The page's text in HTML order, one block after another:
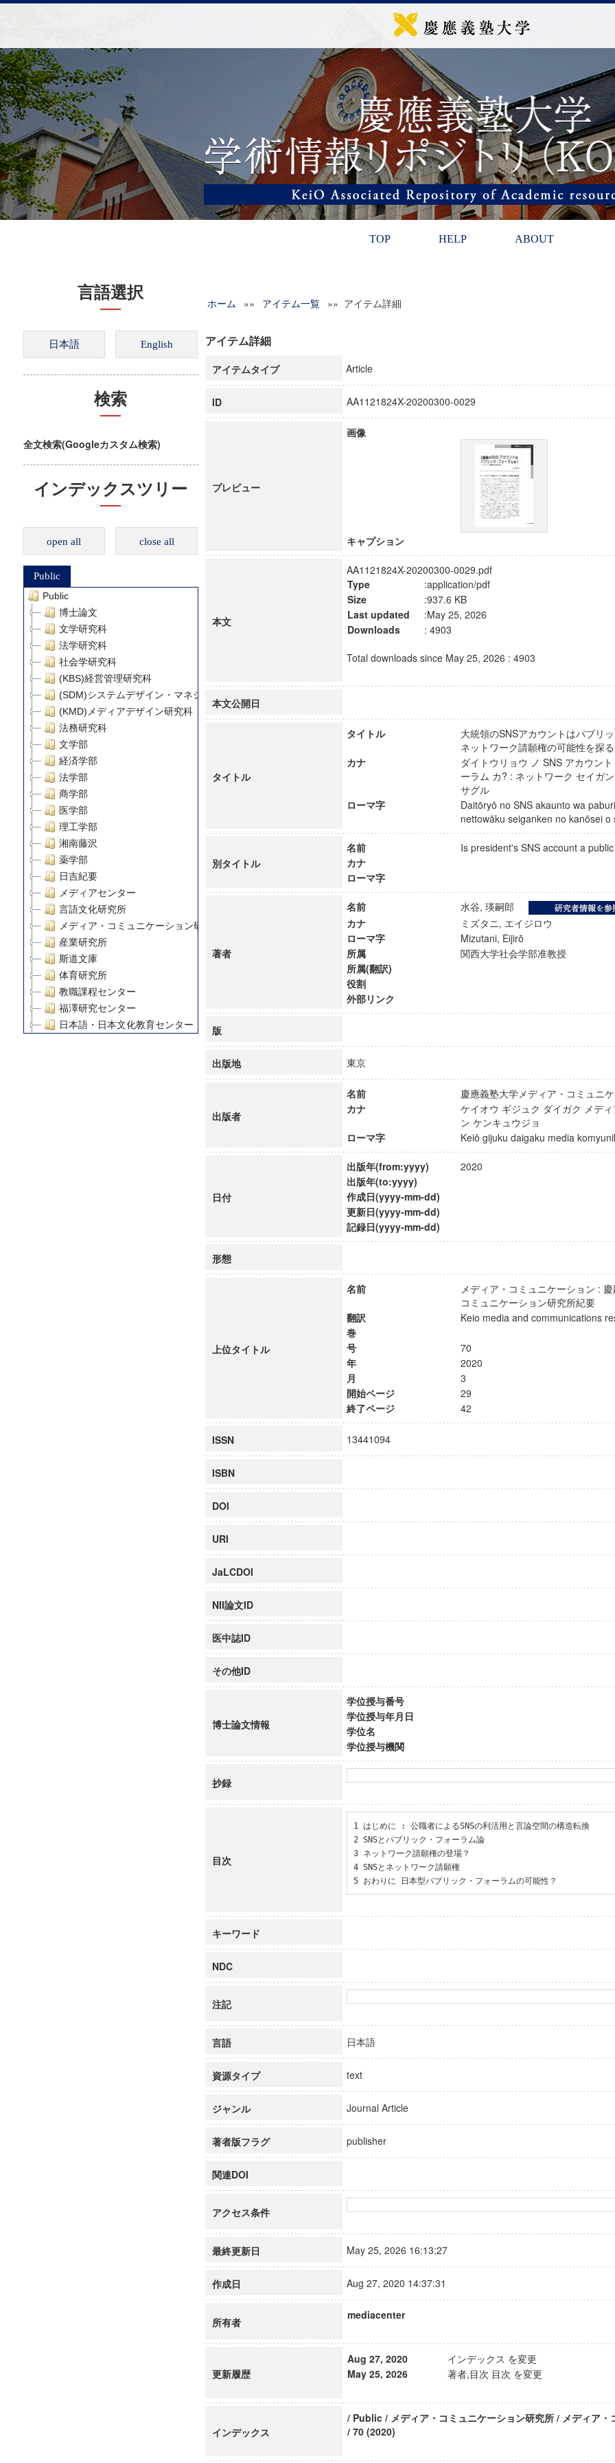
TOP HELP ABOUT
言語選択
検索
全文検索(Googleカスタム検索)
インデックスツリー
open all close all
Public
Public
博士論文
文学研究科
法学研究科
社会学研究科
(KBS)経営管理研究科
(SDM)システムデザイン・マネジメント研究科
(KMD)メディアデザイン研究科
法務研究科
文学部
経済学部
法学部
商学部
医学部
理工学部
湘南藤沢
薬学部
日吉紀要
メディアセンター
言語文化研究所
メディア・コミュニケーション研究所
産業研究所
斯道文庫
体育研究所
教職課程センター
福澤研究センター
日本語・日本文化教育センター
慶應義塾大学グローバルCOEプログラム論理と感性の先端的教育研究拠点
博士課程教育リーディングプログラム「超成熟社会発展のサイエンス」
ホーム »» アイテム一覧 »» アイテム詳細
アイテム詳細
アイテムタイプ Article
ID AA1121824X-20200300-0029
プレビュー
画像
キャプション
本文
AA1121824X-20200300-0029.pdf
Type
:application/pdf
Size
:937.6 KB
Last updated
:May 25, 2026
Downloads
: 4903
Total downloads since May 25, 2026 : 4903
本文公開日
タイトル
タイトル
大統領のSNSアカウントはパブリ
ネットワーク請願権の可能性を探
カナ
ダイトウリョウ ノ SNS アカウン
ーラム カ? : ネットワーク セイガ
サグル
ローマ字
Daitōryō no SNS akaunto wa
nettowāku seiganken no kanōsei
別タイトル
名前
Is president's SNS account a
カナ
ローマ字
著者
名前
水谷, 瑛嗣郎
カナ
ミズタニ, エイジロウ
ローマ字
Mizutani, Eijirō
所属
関西大学社会学部准教授
所属(翻訳)
役割
外部リンク
版
出版地 東京
出版者
名前
慶應義塾大学メディア・コミュニ
カナ
ケイオウ ギジュク ダイガク メデ
ン ケンキュウジョ
ローマ字
Keiō gijuku daigaku media
日付
出版年(from:yyyy)
2020
出版年(to:yyyy)
作成日(yyyy-mm-dd)
更新日(yyyy-mm-dd)
記録日(yyyy-mm-dd)
形態
上位タイトル
名前
メディア・コミュニケーション :
コミュニケーション研究所紀要
翻訳
Keio media and communications
巻
号
70
年
2020
月
3
開始ページ
29
終了ページ
42
ISSN 13441094
ISBN
DOI
URI
JaLCDOI
NII論文ID
医中誌ID
その他ID
博士論文情報
学位授与番号
学位授与年月日
学位名
学位授与機関
抄録
目次
1 はじめに : 公職者によるSNSの利活用と言論空間の構造転換
2 SNSとパブリック・フォーラム論
3 ネットワーク請願権の登場？
4 SNSとネットワーク請願権
5 おわりに 日本型パブリック・フォーラムの可能性？
キーワード
NDC
注記
言語 日本語
資源タイプ text
ジャンル Journal Article
著者版フラグ publisher
関連DOI
アクセス条件
最終更新日 May 25, 2026 16:13:27
作成日 Aug 27, 2020 14:37:31
所有者
mediacenter
更新履歴
Aug 27, 2020
インデックス を変更
May 25, 2026
著者,目次 目次 を変更
インデックス
/ Public / メディア・コミュニケーション研究所 / メディア・
/ 70 (2020)